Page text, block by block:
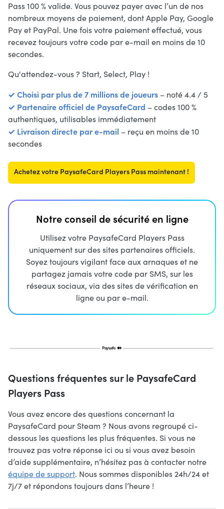
Pass 100 % valide. Vous pouvez payer avec l’un de nos
nombreux moyens de paiement, dont Apple Pay, Google
Pay et PayPal. Une fois votre paiement effectué, vous
recevez toujours votre code par e-mail en moins de 10
secondes.
Qu'attendez-vous ? Start, Select, Play !
✓ Choisi par plus de 7 millions de joueurs – noté 4.4 / 5
✓ Partenaire officiel de PaysafeCard – codes 100 %
authentiques, utilisables immédiatement
✓ Livraison directe par e-mail – reçu en moins de 10
secondes
Achetez votre PaysafeCard Players Pass maintenant !
Notre conseil de sécurité en ligne
Utilisez votre PaysafeCard Players Pass
uniquement sur des sites partenaires officiels.
Soyez toujours vigilant face aux arnaques et ne
partagez jamais votre code par SMS, sur les
réseaux sociaux, via des sites de vérification en
ligne ou par e-mail.
Questions fréquentes sur le PaysafeCard
Players Pass
Vous avez encore des questions concernant la
PaysafeCard pour Steam ? Nous avons regroupé ci-
dessous les questions les plus fréquentes. Si vous ne
trouvez pas votre réponse ici ou si vous avez besoin
d’aide supplémentaire, n’hésitez pas à contacter notre
équipe de support. Nous sommes disponibles 24h/24 et
7j/7 et répondons toujours dans l’heure !